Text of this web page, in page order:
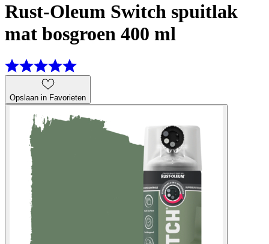
Rust-Oleum Switch spuitlak
mat bosgroen 400 ml
Opslaan in Favorieten